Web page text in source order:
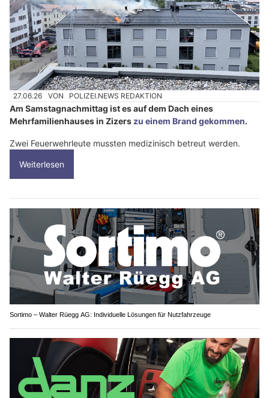
27.06.26 VON POLIZEI.NEWS REDAKTION
Am Samstagnachmittag ist es auf dem Dach eines
Mehrfamilienhauses in Zizerszu einem Brand gekommen.
Zwei Feuerwehrleute mussten medizinisch betreut werden.
Weiterlesen
Sortimo – Walter Rüegg AG: Individuelle Lösungen für Nutzfahrzeuge